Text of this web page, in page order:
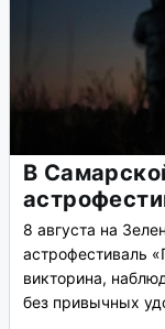
В
8 августа на
астрофестиваль
викторина,
без привычных